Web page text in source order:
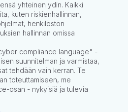
yhteinen ydin. Kaikki
kuten riskienhallinnan,
henkilöstön
hallinnan omissa
compliance language" -
suunnitelman ja varmistaa,
tehdään vain kerran. Te
toteuttamiseen, me
osan - nykyisiä ja tulevia